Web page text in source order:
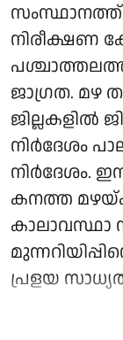
സംസ്ഥാനത്ത്
നിരീക്ഷണ
ജാഗ്രത. മഴ
ജില്ലകളില്‍
നിര്‍ദേശം
നിര്‍ദേശം.
കനത്ത
കാലാവസ്ഥാ
പ്രളയ